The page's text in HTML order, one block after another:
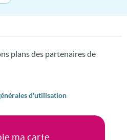
plans des partenaires de
d'utilisation